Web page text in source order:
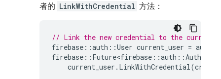
者的 LinkWithCredential 方法：
// Link the new credential to the
firebase ::auth ::User current_user = auth
firebase :: Future<firebase ::auth ::
current_user . LinkWithCredential(